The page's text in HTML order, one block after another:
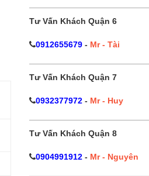
Tư Vấn Khách Quận 6
0912655679- Mr - Tài
Tư Vấn Khách Quận 7
0932377972- Mr - Huy
Tư Vấn Khách Quận 8
0904991912- Mr - Nguyên